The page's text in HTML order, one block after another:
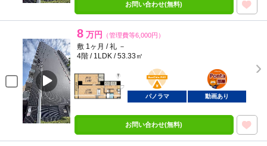
お問い合わせ(無料)
8 万円 （管理費等6,000円）
敷 1ヶ月 / 礼 －
4階 / 1LDK / 53.33㎡
BunChinPAY
ポンタ
部屋
パノラマ 動画あり
お問い合わせ(無料)